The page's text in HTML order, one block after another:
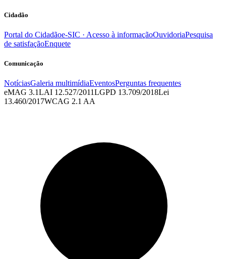
Cidadão
Portal do Cidadãoe-SIC · Acesso à informaçãoOuvidoriaPesquisa
de satisfaçãoEnquete
Comunicação
NotíciasGaleria multimídiaEventosPerguntas frequentes
eMAG 3.1LAI 12.527/2011LGPD 13.709/2018Lei
13.460/2017WCAG 2.1 AA